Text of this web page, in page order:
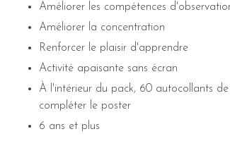
Améliorer les compétences
Améliorer la concentration
Renforcer le plaisir d'apprendre
Activité apaisante sans écran
À l'intérieur du pack, 60 autocollants
compléter le poster
6 ans et plus